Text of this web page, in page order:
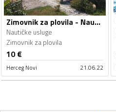
Zimovnik za plovila - Nautičke usluge
Nautičke usluge
Zimovnik za plovila
10€
Herceg Novi 21.06.22